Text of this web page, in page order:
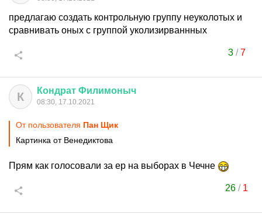
предлагаю создать контрольную группу неуколотых и
сравнивать оных с группой уколизирваннных
3/7
К Кондрат Филимоныч
08:30, 17.10.2021
От пользователя Пан Щик
Картинка от Венедиктова
Прям как голосовали за ер на выборах в Чечне
26 / 1